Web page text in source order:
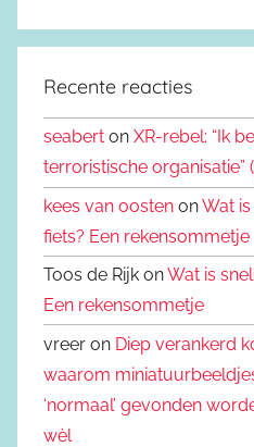
Recente reacties
seabert on XR-rebel: “Ik
terroristische organisatie”
kees van oosten onWat
fiets? Een rekensommetje
Toos de Rijk onWat is
Een rekensommetje
vreer on Diep verankerd
waarom
‘normaal’ gevonden
wèl